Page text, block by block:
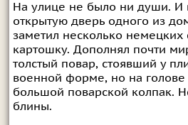
На улице не было ни души. И
открытую дверь одного из
заметил несколько немецких
картошку. Дополнял почти
толстый повар, стоявший у
военной форме, но на голове
большой поварской колпак.
блины.